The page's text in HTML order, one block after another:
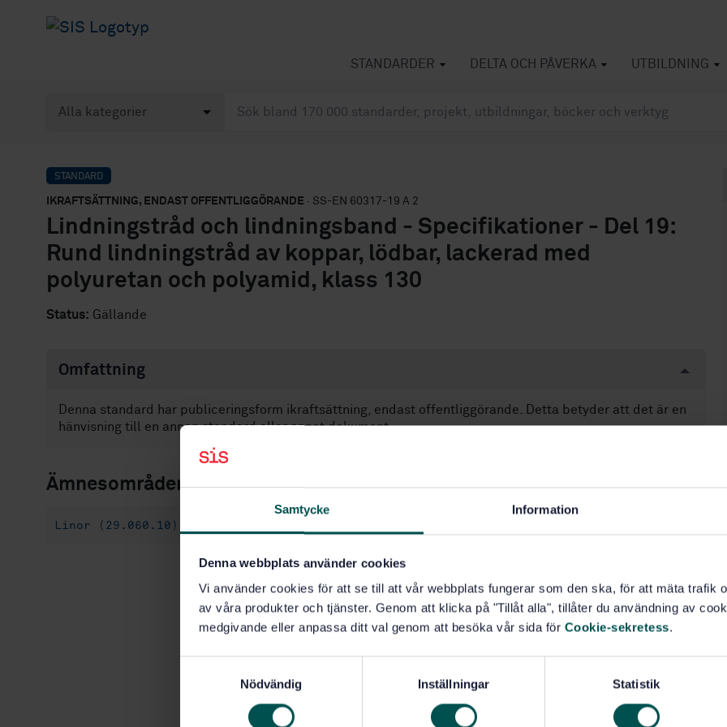
Samtycke Information
Denna webbplats använder cookies
Vi använder cookies för att se till att vår webbplats fungerar som den ska, för att mäta trafik
av våra produkter och tjänster. Genom att klicka på "Tillåt alla", tillåter du användning av
medgivande eller anpassa ditt val genom att besöka vår sida för Cookie-sekretess.
Nödvändig Inställningar Statistik
STANDARDER DELTA OCH PÅVERKA UTBILDNING
STANDARD
IKRAFTSÄTTNING, ENDAST OFFENTLIGGÖRANDE · SS-EN 60317-19 A 2
Lindningstråd och lindningsband - Specifikationer - Del 19:
Rund lindningstråd av koppar, lödbar, lackerad med
polyuretan och polyamid, klass 130
Status: Gällande
Omfattning
Denna standard har publiceringsform ikraftsättning, endast offentliggörande. Detta betyder att det är en
hänvisning till en annan standard eller annat dokument.
Ämnesområden
Linor (29.060.10)